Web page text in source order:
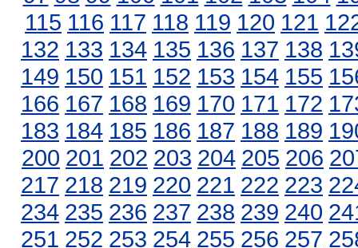
115 116 117 118 119 120 121
132 133 134 135 136 137 138
149 150 151 152 153 154 155
166 167 168 169 170 171 172
183 184 185 186 187 188 189
200 201 202 203 204 205 206
217 218 219 220 221 222 223
234 235 236 237 238 239 240
251 252 253 254 255 256 257